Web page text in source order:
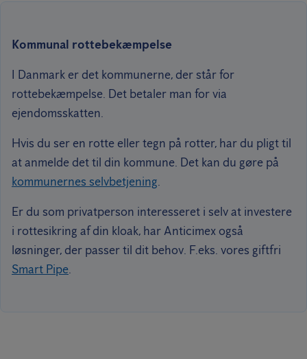
Kommunal rottebekæmpelse
I Danmark er det kommunerne, der står for
rottebekæmpelse. Det betaler man for via
ejendomsskatten.
Hvis du ser en rotte eller tegn på rotter, har du pligt til
at anmelde det til din kommune. Det kan du gøre på
kommunernes selvbetjening.
Er du som privatperson interesseret i selv at investere
i rottesikring af din kloak, har Anticimex også
løsninger, der passer til dit behov. F.eks. vores giftfri
Smart Pipe.